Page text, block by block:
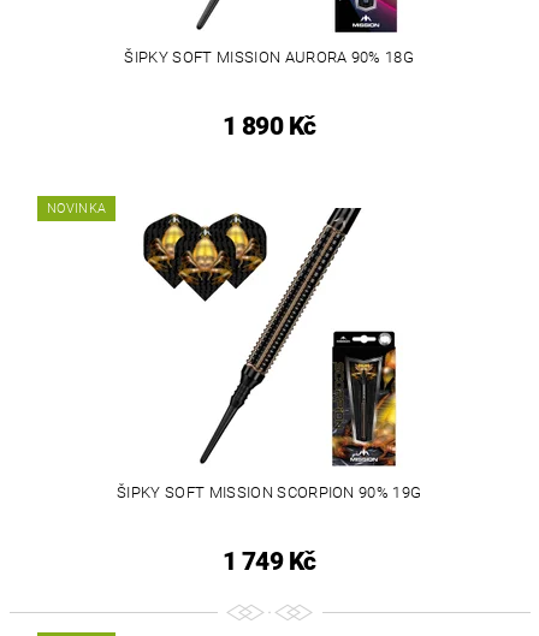
ŠIPKY SOFT MISSION AURORA 90% 18G
1 890 Kč
NOVINKA
ŠIPKY SOFT MISSION SCORPION 90% 19G
1 749 Kč